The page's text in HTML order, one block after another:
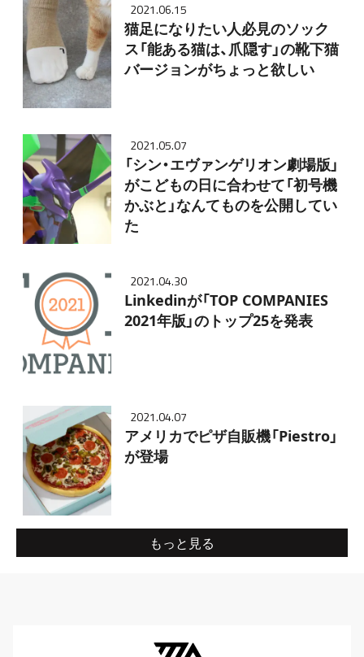
2021.06.15
猫足になりたい人必見のソック
ス「能ある猫は、爪隠す」の靴下猫
バージョンがちょっと欲しい
2021.05.07
「シン・エヴァンゲリオン劇場版」
がこどもの日に合わせて「初号機
かぶと」なんてものを公開してい
た
2021.04.30
Linkedinが「TOP COMPANIES
2021年版」のトップ25を発表
2021.04.07
アメリカでピザ自販機「Piestro」
が登場
もっと見る